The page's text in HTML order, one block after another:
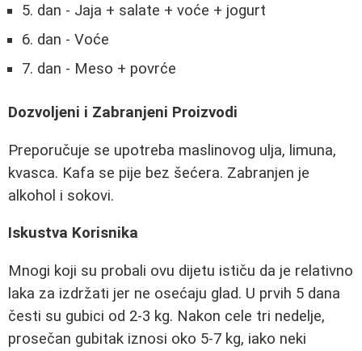
5. dan - Jaja + salate + voće + jogurt
6. dan - Voće
7. dan - Meso + povrće
Dozvoljeni i Zabranjeni Proizvodi
Preporučuje se upotreba maslinovog ulja, limuna,
kvasca. Kafa se pije bez šećera. Zabranjen je
alkohol i sokovi.
Iskustva Korisnika
Mnogi koji su probali ovu dijetu ističu da je relativno
laka za izdržati jer ne osećaju glad. U prvih 5 dana
česti su gubici od 2-3 kg. Nakon cele tri nedelje,
prosečan gubitak iznosi oko 5-7 kg, iako neki